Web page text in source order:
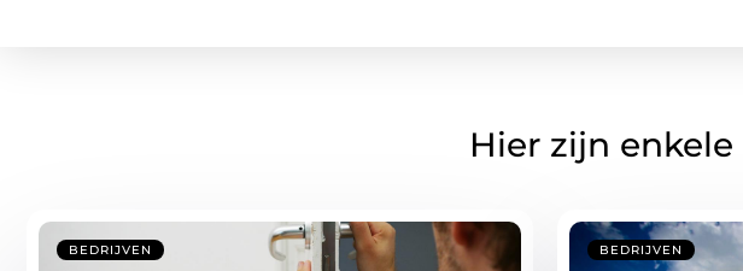
Hier zijn enkele
BEDRIJVEN BEDRIJVEN